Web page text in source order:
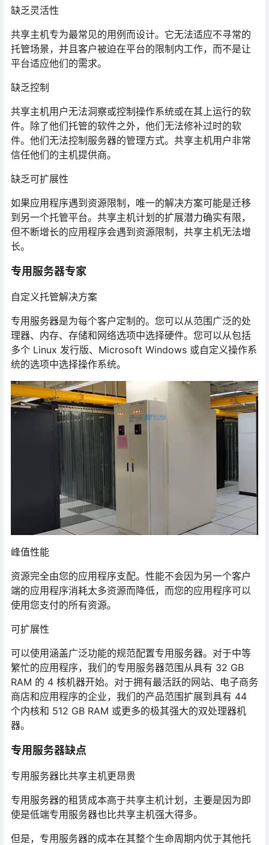
缺乏灵活性
共享主机专为最常见的用例而设计。它无法适应不寻常的
托管场景，并且客户被迫在平台的限制内工作，而不是让
平台适应他们的需求。
缺乏控制
共享主机用户无法洞察或控制操作系统或在其上运行的软
件。除了他们托管的软件之外，他们无法修补过时的软
件。他们无法控制服务器的管理方式。共享主机用户非常
信任他们的主机提供商。
缺乏可扩展性
如果应用程序遇到资源限制，唯一的解决方案可能是迁移
到另一个托管平台。共享主机计划的扩展潜力确实有限，
但不断增长的应用程序会遇到资源限制，共享主机无法增
长。
专用服务器专家
自定义托管解决方案
专用服务器是为每个客户定制的。您可以从范围广泛的处
理器、内存、存储和网络选项中选择硬件。您可以从包括
多个 Linux 发行版、Microsoft Windows 或自定义操作系
统的选项中选择操作系统。
峰值性能
资源完全由您的应用程序支配。性能不会因为另一个客户
端的应用程序消耗太多资源而降低，而您的应用程序可以
使用您支付的所有资源。
可扩展性
可以使用涵盖广泛功能的规范配置专用服务器。对于中等
繁忙的应用程序，我们的专用服务器范围从具有 32 GB
RAM 的 4 核机器开始。对于拥有最活跃的网站、电子商务
商店和应用程序的企业，我们的产品范围扩展到具有 44
个内核和 512 GB RAM 或更多的极其强大的双处理器机
器。
专用服务器缺点
专用服务器比共享主机更昂贵
专用服务器的租赁成本高于共享主机计划，主要是因为即
使是低端专用服务器也比共享主机强大得多。
但是，专用服务器的成本在其整个生命周期内优于其他托